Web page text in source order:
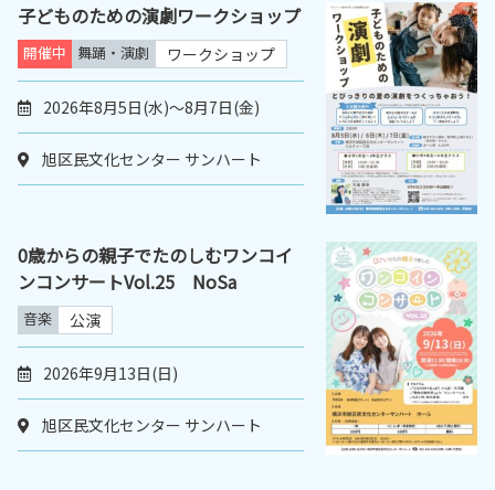
子どものための演劇ワークショップ
開催中 舞踊・演劇 ワークショップ
2026年8月5日(水)～8月7日(金)
旭区民文化センター サンハート
0歳からの親子でたのしむワンコイ
ンコンサートVol.25 NoSa
音楽 公演
2026年9月13日(日)
旭区民文化センター サンハート